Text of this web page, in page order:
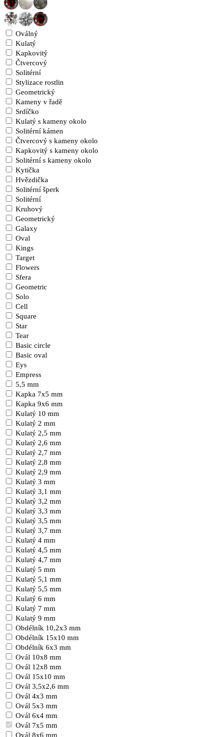
Oválný
Kulatý
Kapkovitý
Čtvercový
Solitérní
Stylizace rostlin
Geometrický
Kameny v řadě
Srdíčko
Kulatý s kameny okolo
Solitérní kámen
Čtvercový s kameny okolo
Kapkovitý s kameny okolo
Solitérní s kameny okolo
Kytička
Hvězdička
Solitérní šperk
Solitérní
Kruhový
Geometrický
Galaxy
Oval
Kings
Target
Flowers
Sfera
Geometric
Solo
Cell
Square
Star
Tear
Basic circle
Basic oval
Eys
Empress
5,5 mm
Kapka 7x5 mm
Kapka 9x6 mm
Kulatý 10 mm
Kulatý 2 mm
Kulatý 2,5 mm
Kulatý 2,6 mm
Kulatý 2,7 mm
Kulatý 2,8 mm
Kulatý 2,9 mm
Kulatý 3 mm
Kulatý 3,1 mm
Kulatý 3,2 mm
Kulatý 3,3 mm
Kulatý 3,5 mm
Kulatý 3,7 mm
Kulatý 4 mm
Kulatý 4,5 mm
Kulatý 4,7 mm
Kulatý 5 mm
Kulatý 5,1 mm
Kulatý 5,5 mm
Kulatý 6 mm
Kulatý 7 mm
Kulatý 9 mm
Obdélník 10,2x3 mm
Obdélník 15x10 mm
Obdélník 6x3 mm
Ovál 10x8 mm
Ovál 12x8 mm
Ovál 15x10 mm
Ovál 3,5x2,6 mm
Ovál 4x3 mm
Ovál 5x3 mm
Ovál 6x4 mm
Ovál 7x5 mm
Ovál 8x6 mm